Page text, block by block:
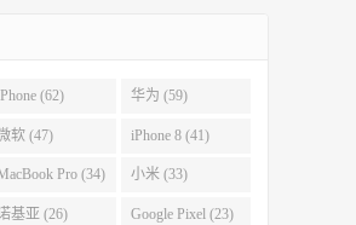
(62) 华为 (59)
软 (47) iPhone 8 (41)
Pro (34) 小米 (33)
基亚 (26) Google Pixel (23)